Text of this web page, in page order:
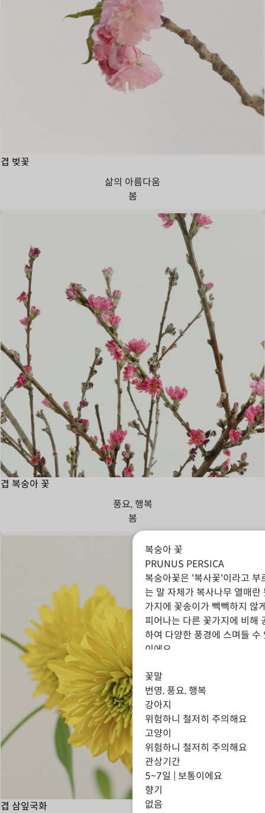
겹 벚꽃
삶의 아름다움
봄
겹 복숭아 꽃
풍요, 행복
봄
겹 삼잎국화
복숭아 꽃
PRUNUS PERSICA
복숭아꽃은 '복사꽃'이라고 부
는 말 자체가 복사나무 열매
가지에 꽃송이가 빽빽하지 않
피어나는 다른 꽃가지에 비해
하여 다양한 풍경에 스며들
이에요.
꽃말
번영, 풍요, 행복
강아지
위험하니 철저히 주의해요
고양이
위험하니 철저히 주의해요
관상기간
5~7일 | 보통이에요
향기
없음